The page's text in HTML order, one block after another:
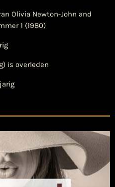
Olivia Newton-John and
1 (1980)
is overleden